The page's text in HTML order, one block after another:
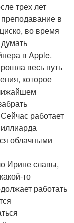
трех лет
в
во время
в Apple.
весь путь
которое
работает
облачными
Ирине славы,
то
работать